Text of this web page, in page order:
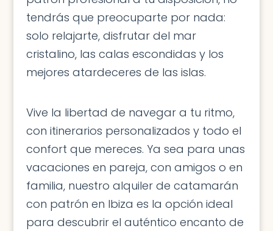
tendrás que preocuparte por nada:
solo relajarte, disfrutar del mar
cristalino, las calas escondidas y los
mejores atardeceres de las islas.
Vive la libertad de navegar a tu ritmo,
con itinerarios personalizados y todo el
confort que mereces. Ya sea para unas
vacaciones en pareja, con amigos o en
familia, nuestro alquiler de catamarán
con patrón en Ibiza es la opción ideal
para descubrir el auténtico encanto de